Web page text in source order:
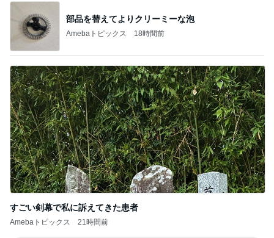
部品を替えてよりクリーミーな泡
Amebaトピックス 18時間前
すごい剣幕で私に訴えてきた患者
Amebaトピックス 21時間前